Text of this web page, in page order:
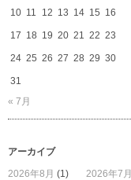
10 11 12 13 14 15 16
17 18 19 20 21 22 23
24 25 26 27 28 29 30
31
« 7月
アーカイブ
2026年8月 (1) 2026年7月